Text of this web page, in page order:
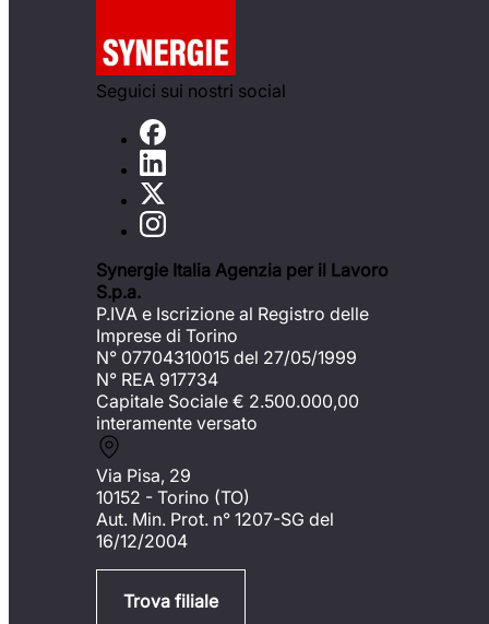
Seguici sui nostri social
Synergie Italia Agenzia per il Lavoro
S.p.a.
P.IVA e Iscrizione al Registro delle
Imprese di Torino
N° 07704310015 del 27/05/1999
N° REA 917734
Capitale Sociale € 2.500.000,00
interamente versato
Via Pisa, 29
10152 - Torino (TO)
Aut. Min. Prot. n° 1207-SG del
16/12/2004
Trova filiale